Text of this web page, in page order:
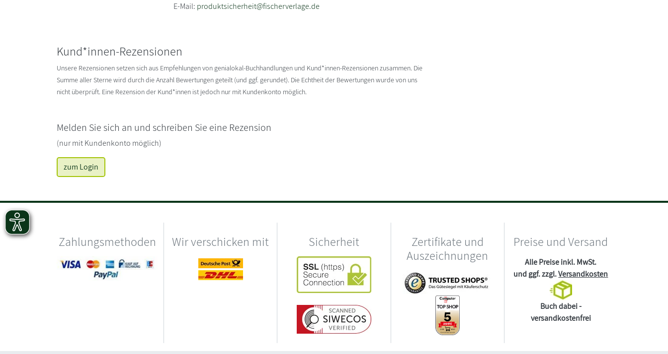
E-Mail: produktsicherheit@fischerverlage.de
Kund*innen-Rezensionen
Unsere Rezensionen setzen sich aus Empfehlungen von genialokal-Buchhandlungen und Kund*innen-Rezensionen zusammen. Die
Summe aller Sterne wird durch die Anzahl Bewertungen geteilt (und ggf. gerundet). Die Echtheit der Bewertungen wurde von uns
nicht überprüft. Eine Rezension der Kund*innen ist jedoch nur mit Kundenkonto möglich.
Melden Sie sich an und schreiben Sie eine Rezension
(nur mit Kundenkonto möglich)
zum Login
Zahlungsmethoden Wir verschicken mit Sicherheit
Zertifikate und
Auszeichnungen
Preise und Versand
Alle Preise inkl. MwSt.
und ggf. zzgl.Versandkosten
Buch dabei -
versandkostenfrei